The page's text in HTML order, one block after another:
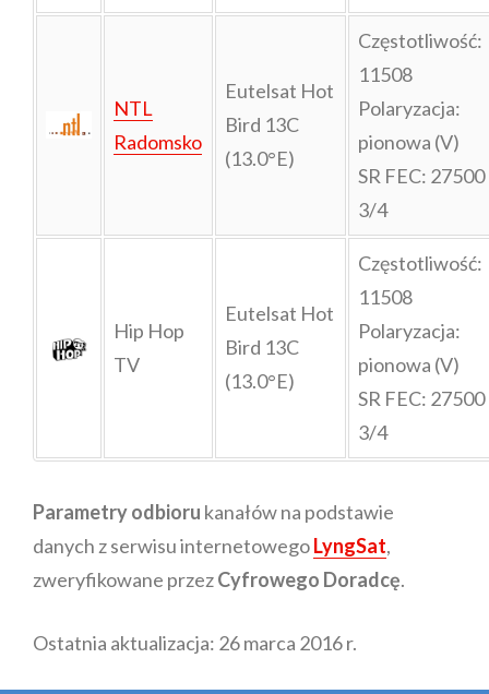
NTL
Radomsko
Eutelsat Hot
Bird 13C
(13.0°E)
Częstotliwość:
11508
Polaryzacja:
pionowa (V)
SR FEC: 27500
3/4
Hip Hop
TV
Eutelsat Hot
Bird 13C
(13.0°E)
Częstotliwość:
11508
Polaryzacja:
pionowa (V)
SR FEC: 27500
3/4
Parametry odbioru kanałów na podstawie
danych z serwisu internetowegoLyngSat,
zweryfikowane przezCyfrowego Doradcę.
Ostatnia aktualizacja: 26 marca 2016 r.